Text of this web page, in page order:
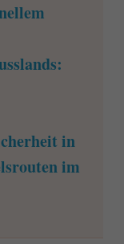
in
im